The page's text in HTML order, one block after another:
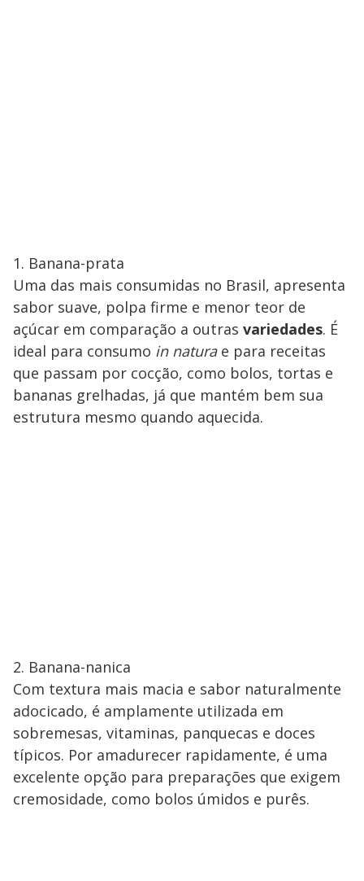
1. Banana-prata
Uma das mais consumidas no Brasil, apresenta
sabor suave, polpa firme e menor teor de
açúcar em comparação a outras variedades. É
ideal para consumo in natura e para receitas
que passam por cocção, como bolos, tortas e
bananas grelhadas, já que mantém bem sua
estrutura mesmo quando aquecida.
2. Banana-nanica
Com textura mais macia e sabor naturalmente
adocicado, é amplamente utilizada em
sobremesas, vitaminas, panquecas e doces
típicos. Por amadurecer rapidamente, é uma
excelente opção para preparações que exigem
cremosidade, como bolos úmidos e purês.